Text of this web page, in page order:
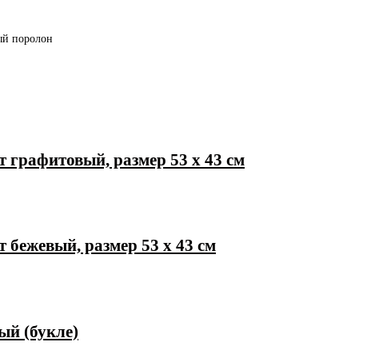
поролон
размер 53 х 43 см
размер 53 х 43 см
(букле)